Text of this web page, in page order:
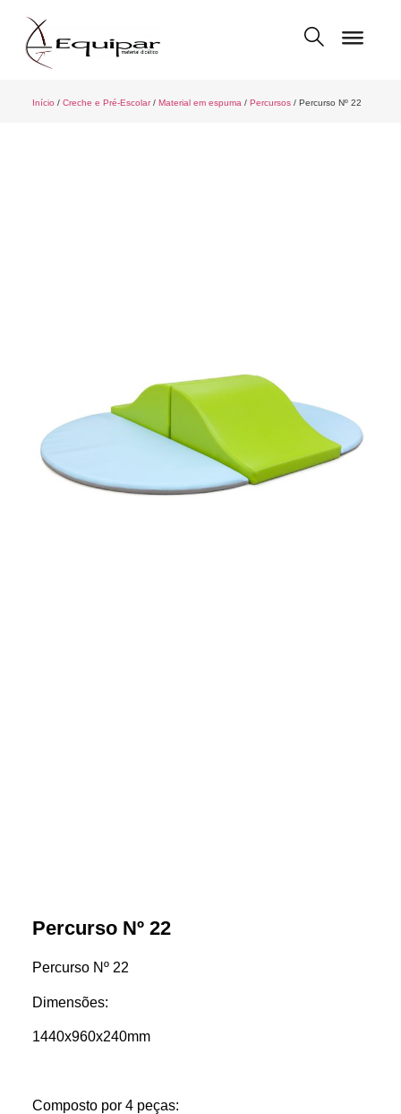
Início / Creche e Pré-Escolar/ Material em espuma / Percursos/ Percurso Nº 22
Percurso Nº 22
Percurso Nº 22
Dimensões:
1440x960x240mm
Composto por 4 peças: